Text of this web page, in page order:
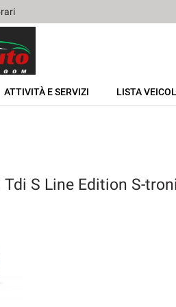
ATTIVITÀ E SERVIZI LISTA
S Line Edition S-